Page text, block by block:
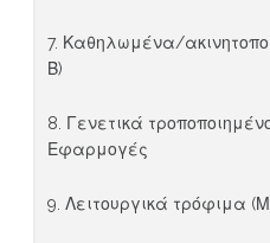
7. Καθηλωμένα/
Β)
8. Γενετικά
Εφαρμογές
9. Λειτουργικά τρόφιμα